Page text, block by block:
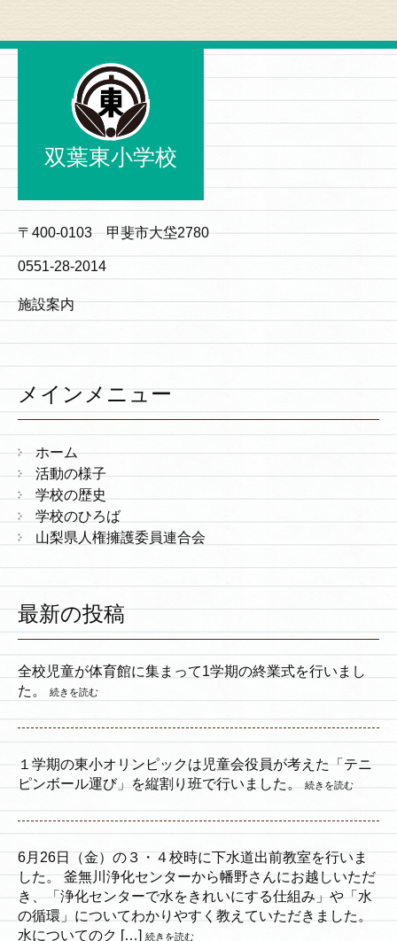
双葉東小学校
〒400-0103 甲斐市大垈2780
0551-28-2014
施設案内
メインメニュー
ホーム
活動の様子
学校の歴史
学校のひろば
山梨県人権擁護委員連合会
最新の投稿
全校児童が体育館に集まって1学期の終業式を行いまし
た。
続きを読む
１学期の東小オリンピックは児童会役員が考えた「テニ
ピンボール運び」を縦割り班で行いました。
続きを読む
6月26日（金）の３・４校時に下水道出前教室を行いま
した。 釜無川浄化センターから幡野さんにお越しいただ
き、「浄化センターで水をきれいにする仕組み」や「水
の循環」についてわかりやすく教えていただきました。
水についてのク […] 続きを読む